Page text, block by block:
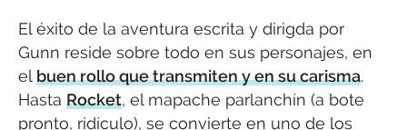
El éxito de la aventura escrita y dirigda por
Gunn reside sobre todo en sus personajes, en
el buen rollo que transmiten y en su carisma.
Hasta Rocket, el mapache parlanchín (a bote
pronto, ridículo), se convierte en uno de los